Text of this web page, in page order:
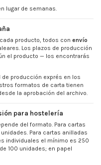
lugar de semanas.
producto, todos con envío
Los plazos de producción
el producto — los encontrarás
producción exprés en los
formatos de carta tienen
la aprobación del archivo.
para hostelería
del formato. Para cartas
Para cartas anilladas
individuales el mínimo es 250
100 unidades; en papel